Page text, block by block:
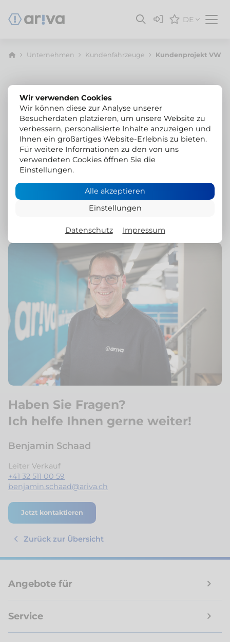
DE
Unternehmen Kunden­fahrzeuge Kundenprojekt VW
VW Crafter
Hilltip 850 Icestriker
Salzstreuer und Snowstriker
Schneepflug
Haben Sie Fragen?
Ich helfe Ihnen gerne weiter!
Benjamin Schaad
Leiter Verkauf
+41 32 511 00 59
benjamin.schaad@ariva.ch
Jetzt kontaktieren
Zurück zur Übersicht
Angebote für
Service
Wir verwenden Cookies
Wir können diese zur Analyse unserer
Besucherdaten platzieren, um unsere Website zu
verbessern, personalisierte Inhalte anzuzeigen und
Ihnen ein großartiges Website-Erlebnis zu bieten.
Für weitere Informationen zu den von uns
verwendeten Cookies öffnen Sie die
Einstellungen.
Alle akzeptieren
Einstellungen
Datenschutz Impressum